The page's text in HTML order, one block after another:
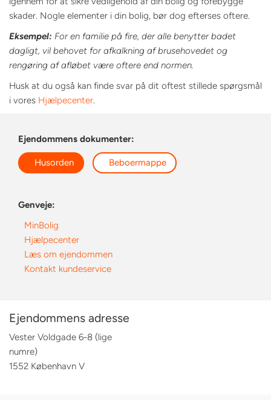
skader. Nogle elementer i din bolig, bør dog efterses oftere.
Eksempel: For en familie på fire, der alle benytter badet
dagligt, vil behovet for afkalkning af brusehovedet og
rengøring af afløbet være oftere end normen.
Husk at du også kan finde svar på dit oftest stillede spørgsmål
i vores Hjælpecenter
Ejendommens dokumenter:
Husorden Beboermappe
Genveje:
MinBolig
Hjælpecenter
Læs om ejendommen
Kontakt kundeservice
Ejendommens adresse
Vester Voldgade 6-8 (lige
numre)
1552 København V